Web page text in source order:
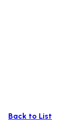
Back to List